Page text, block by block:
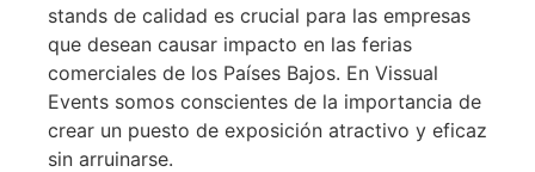
stands de calidad es crucial para las empresas
que desean causar impacto en las ferias
comerciales de los Países Bajos. En Vissual
Events somos conscientes de la importancia de
crear un puesto de exposición atractivo y eficaz
sin arruinarse.